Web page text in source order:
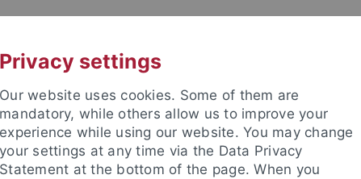
Privacy settings
Our website uses cookies. Some of them are
mandatory, while others allow us to improve your
experience while using our website. You may change
your settings at any time via the Data Privacy
Statement at the bottom of the page. When you